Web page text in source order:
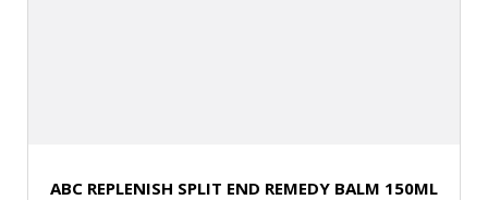
ABC REPLENISH SPLIT END REMEDY BALM 150ML